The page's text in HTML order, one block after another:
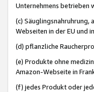
Unternehmens betrieben
(c)
Webseiten in der EU und
(d) pflanzliche
(e) Produkte ohne
Amazon-Webseite in
(f) jedes Produkt oder